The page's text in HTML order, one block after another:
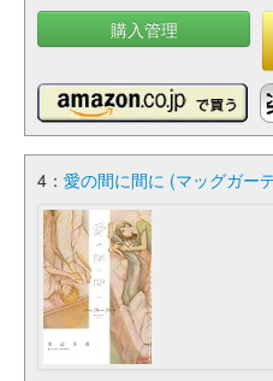
購入管理
4： 愛の間に間に (マッグガー